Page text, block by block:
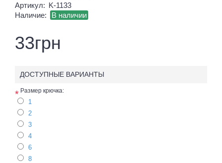
Артикул: K-1133
Наличие:
В наличии
33грн
ДОСТУПНЫЕ ВАРИАНТЫ
* Размер крючка:
1
2
3
4
6
8